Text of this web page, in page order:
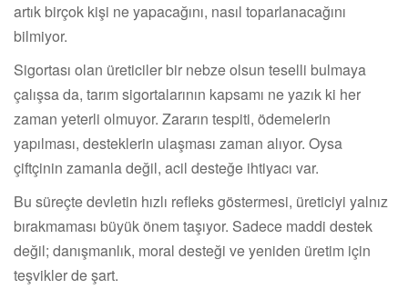
artık birçok kişi ne yapacağını, nasıl toparlanacağını
bilmiyor.
Sigortası olan üreticiler bir nebze olsun teselli bulmaya
çalışsa da, tarım sigortalarının kapsamı ne yazık ki her
zaman yeterli olmuyor. Zararın tespiti, ödemelerin
yapılması, desteklerin ulaşması zaman alıyor. Oysa
çiftçinin zamanla değil, acil desteğe ihtiyacı var.
Bu süreçte devletin hızlı refleks göstermesi, üreticiyi yalnız
bırakmaması büyük önem taşıyor. Sadece maddi destek
değil; danışmanlık, moral desteği ve yeniden üretim için
teşvikler de şart.